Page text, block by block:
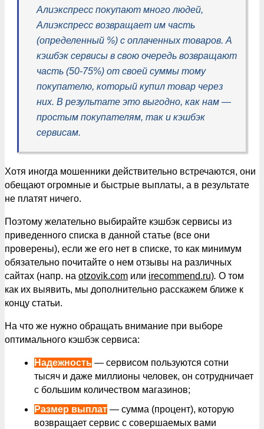
Алиэкспресс покупают много людей,
Алиэкспресс возвращает им часть
(определенный %) с оплаченных товаров. А
кэшбэк сервисы в свою очередь возвращают
часть (50-75%) от своей суммы тому
покупателю, который купил товар через
них. В результате это выгодно, как нам —
простым покупателям, так и кэшбэк
сервисам.
Хотя иногда мошенники действительно встречаются, они
обещают огромные и быстрые выплаты, а в результате
не платят ничего.
Поэтому желательно выбирайте кэшбэк сервисы из
приведенного списка в данной статье (все они
проверены), если же его нет в списке, то как минимум
обязательно почитайте о нем отзывы на различных
сайтах (напр. на otzovik.com или irecommend.ru). О том
как их выявить, мы дополнительно расскажем ближе к
концу статьи.
На что же нужно обращать внимание при выборе
оптимального кэшбэк сервиса:
Надежность — сервисом пользуются сотни
тысяч и даже миллионы человек, он сотрудничает
с большим количеством магазинов;
Размер выплат — сумма (процент), которую
возвращает сервис с совершаемых вами